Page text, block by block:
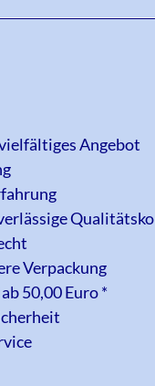
Angebot
Verpackung
50,00 Euro *